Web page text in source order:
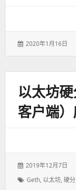
发
2020年1月16日
以太坊
客户端
发
于：
2019年12月7日
标
Geth, 以太坊,硬